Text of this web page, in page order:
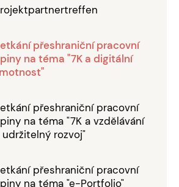
přeshraniční pracovní
na téma "7K a digitální
přeshraniční pracovní
na téma "7K a vzdělávání
rozvoj"
přeshraniční pracovní
na téma "e-Portfolio"